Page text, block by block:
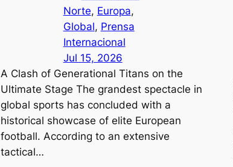
Norte, Europa
Global, Prensa
Internacional
Jul 15, 2026
A Clash of Generational Titans on the
Ultimate Stage The grandest spectacle in
global sports has concluded with a
historical showcase of elite European
football. According to an extensive
tactical…